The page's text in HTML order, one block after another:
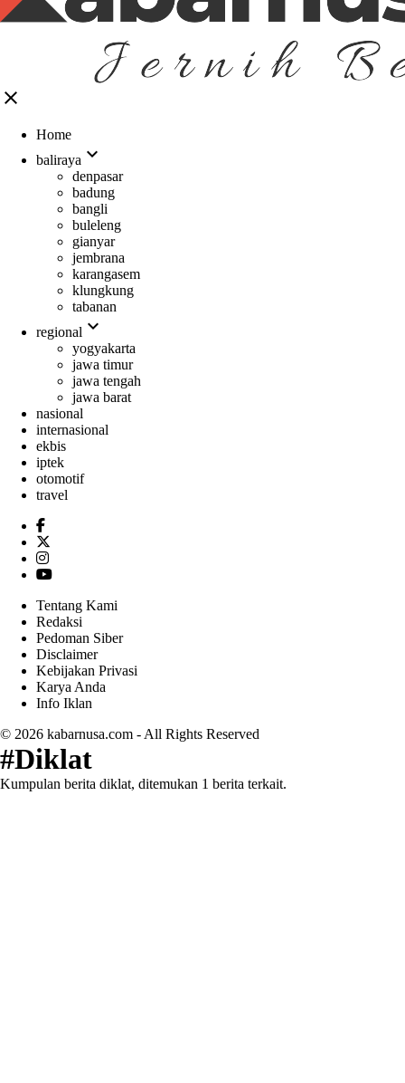
close
Home
baliraya expand_more
denpasar
badung
bangli
buleleng
gianyar
jembrana
karangasem
klungkung
tabanan
regional expand_more
yogyakarta
jawa timur
jawa tengah
jawa barat
nasional
internasional
ekbis
iptek
otomotif
travel
Tentang Kami
Redaksi
Pedoman Siber
Disclaimer
Kebijakan Privasi
Karya Anda
Info Iklan
© 2026 kabarnusa.com - All Rights Reserved
#Diklat
Kumpulan berita diklat, ditemukan 1 berita terkait.